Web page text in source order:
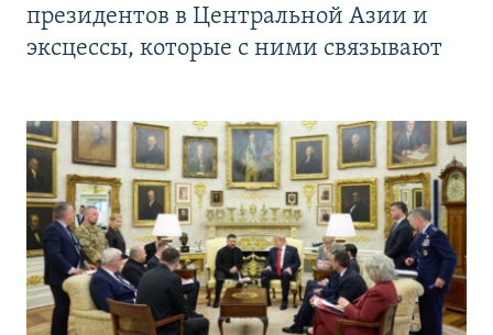
президентов в Центральной Азии и
эксцессы, которые с ними связывают